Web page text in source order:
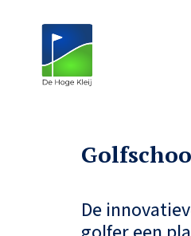
De